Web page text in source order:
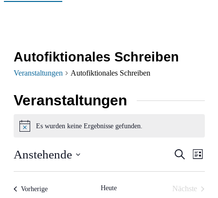
Autofiktionales Schreiben
Veranstaltungen Autofiktionales Schreiben
Veranstaltungen
Hinweis
Es wurden keine Ergebnisse gefunden.
Suche
und
SucheListe
Anstehende
VorherigeVeranstaltungen Heute
Nächste